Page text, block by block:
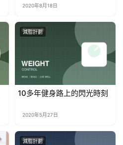
2020年8月18日
減脂計劃
10多年健身路上的閃光時刻
2020年5月27日
減脂計劃